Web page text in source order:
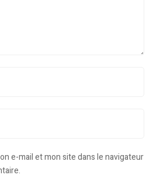
e-mail et mon site dans le navigateur